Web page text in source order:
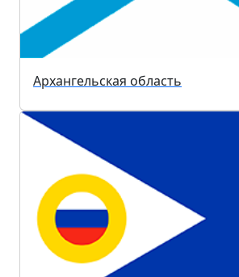
Архангельская область